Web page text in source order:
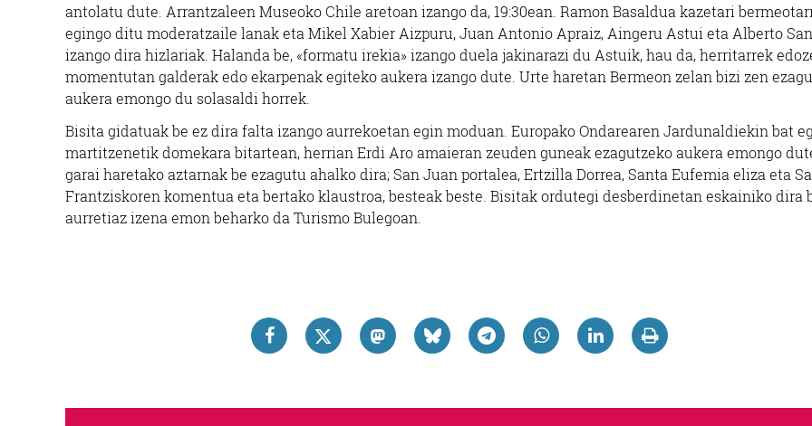
antolatu dute. Arrantzaleen Museoko Chile aretoan izango da, 19:30ean. Ramon Basaldua kazetari
egingo ditu moderatzaile lanak eta Mikel Xabier Aizpuru, Juan Antonio Apraiz, Aingeru Astui eta Alberto
izango dira hizlariak. Halanda be, «formatu irekia» izango duela jakinarazi du Astuik, hau da, herritarrek
momentutan galderak edo ekarpenak egiteko aukera izango dute. Urte haretan Bermeon zelan bizi zen
aukera emongo du solasaldi horrek.
Bisita gidatuak be ez dira falta izango aurrekoetan egin moduan. Europako Ondarearen Jardunaldiekin bat
martitzenetik domekara bitartean, herrian Erdi Aro amaieran zeuden guneak ezagutzeko aukera emongo
garai haretako aztarnak be ezagutu ahalko dira; San Juan portalea, Ertzilla Dorrea, Santa Eufemia eliza eta
Frantziskoren komentua eta bertako klaustroa, besteak beste. Bisitak ordutegi desberdinetan eskainiko dira
aurretiaz izena emon beharko da Turismo Bulegoan.